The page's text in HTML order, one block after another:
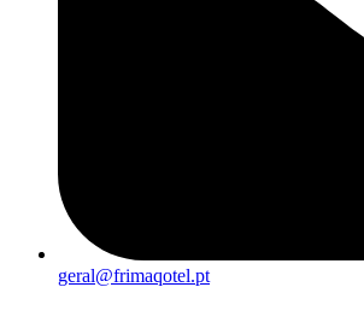
geral@frimaqotel.pt